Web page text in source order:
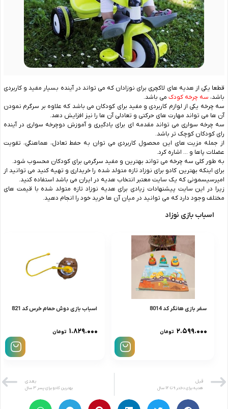
قطعا یکی از هدیه های لاکچری برای نوزادان که می تواند در آینده بسیار مفید و کاربردی
باشد، سه چرخه کودک می باشد.
سه چرخه یکی از لوازم کاربردی و مفید برای کودکان می باشد که علاوه بر سرگرم نمودن
آن ها می تواند مهارت های حرکتی و تعادلی آن ها را نیز افزایش دهد.
سه چرخه سواری می تواند مقدمه ای برای یادگیری و آموزش دوچرخه سواری در آینده
رای کودکان کوچک تر باشد.
از جمله مزیت های این محصول کاربردی می توان به حفط تعادل، هماهنگی، تقویت
عضلات پاها و … اشاره کرد.
به طور کلی سه چرخه می تواند بهترین و مفید سرگرمی برای کودکان محسوب شود.
برای اینکه بهترین کادو برای نوزاد تازه متولد شده را خریداری و تهیه کنید می توانید از
امیرسیسمونی که یک سایت معتبر انتخاب هدیه در ایران می باشد استفاده کنید.
زیرا در این سایت پیشنهادات زیادی برای هدیه نوزاد تازه متولد شده با قیمت های
مختلف وجود دارد که می توانید در میان آن ها خرید خود را انجام دهید.
اسباب بازی نوزاد
سفر بازی هانگر کد 8014
۲.۵۹۹.۰۰۰ تومان
اسباب بازی دوش حمام خرس کد 821
۱.۸۲۹.۰۰۰ تومان
قبل
هدیه برای دختر ۹ تا ۱۲ سال
بعدی
بهترین کادو برای پسر ۳ سال